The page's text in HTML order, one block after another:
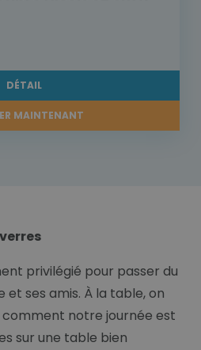
DÉTAIL
MAINTENANT
privilégié pour passer du
ses amis. À la table, on
notre journée est
sur une table bien